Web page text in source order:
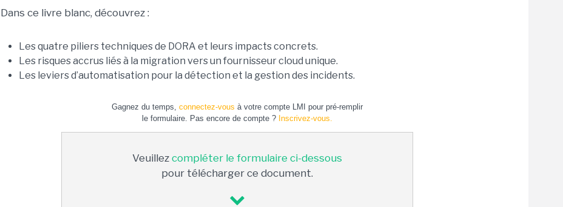
Dans ce livre blanc, découvrez :
Les quatre piliers techniques de DORA et leurs impacts concrets.
Les risques accrus liés à la migration vers un fournisseur cloud unique.
Les leviers d’automatisation pour la détection et la gestion des incidents.
Gagnez du temps, connectez-vous à votre compte LMI pour pré-remplir
le formulaire. Pas encore de compte ? Inscrivez-vous.
Veuillez compléter le formulaire ci-dessous
pour télécharger ce document.